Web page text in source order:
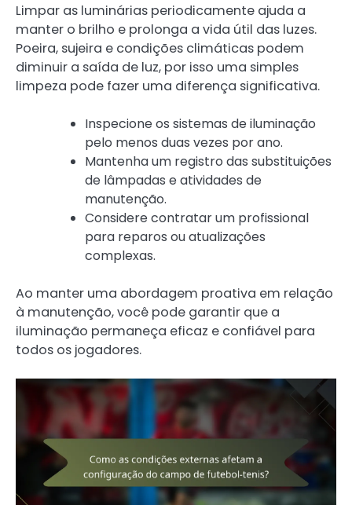
Limpar as luminárias periodicamente ajuda a
manter o brilho e prolonga a vida útil das luzes.
Poeira, sujeira e condições climáticas podem
diminuir a saída de luz, por isso uma simples
limpeza pode fazer uma diferença significativa.
Inspecione os sistemas de iluminação
pelo menos duas vezes por ano.
Mantenha um registro das substituições
de lâmpadas e atividades de
manutenção.
Considere contratar um profissional
para reparos ou atualizações
complexas.
Ao manter uma abordagem proativa em relação
à manutenção, você pode garantir que a
iluminação permaneça eficaz e confiável para
todos os jogadores.